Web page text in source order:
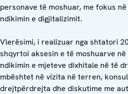
personave të moshuar, me fokus
ndikimin e digjitalizimit.
Vlerësimi, i realizuar nga shtatori
shqyrtoi aksesin e të moshuarve
ndikimin e mjeteve dixhitale në të
mbështet në vizita në terren,
drejtpërdrejta dhe diskutime me